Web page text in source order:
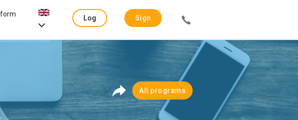
Log
Sign
All programs